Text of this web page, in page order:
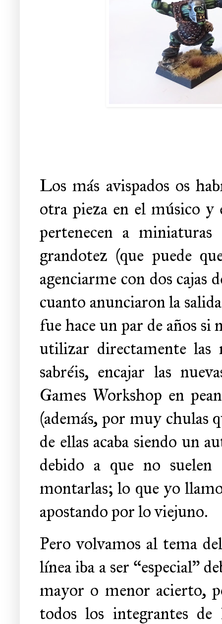
Los más avispados os
otra pieza en el músico y
pertenecen a
grandotez (que puede
agenciarme con dos cajas
cuanto anunciaron la
fue hace un par de años
utilizar directamente las
sabréis, encajar las
Games Workshop en
(además, por muy chulas
de ellas acaba siendo un
debido a que no
montarlas; lo que yo
apostando por lo viejuno.
Pero volvamos al tema
línea iba a ser “especial”
mayor o menor acierto,
todos los integrantes